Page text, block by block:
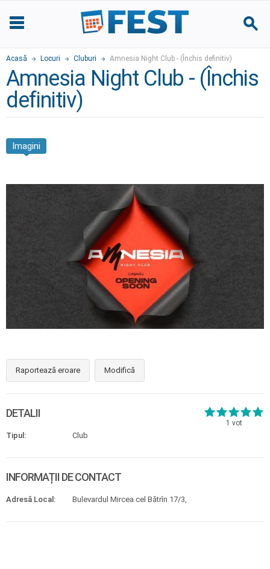
Acasă Locuri Cluburi Amnesia Night Club - (Închis definitiv)
Amnesia Night Club - (Închis
definitiv)
Imagini
Raportează eroare Modifică
1 vot
DETALII
Tipul: Club
INFORMAȚII DE CONTACT
Adresă Local: Bulevardul Mircea cel Bătrîn 17/3,